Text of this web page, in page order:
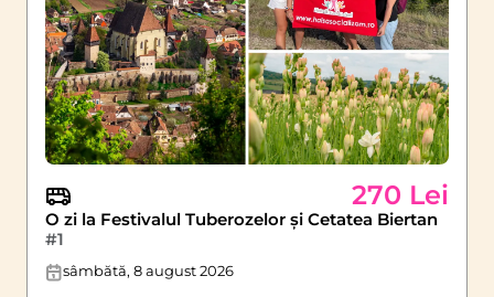
270 Lei
O zi la Festivalul Tuberozelor și Cetatea Biertan
#1
sâmbătă, 8 august 2026